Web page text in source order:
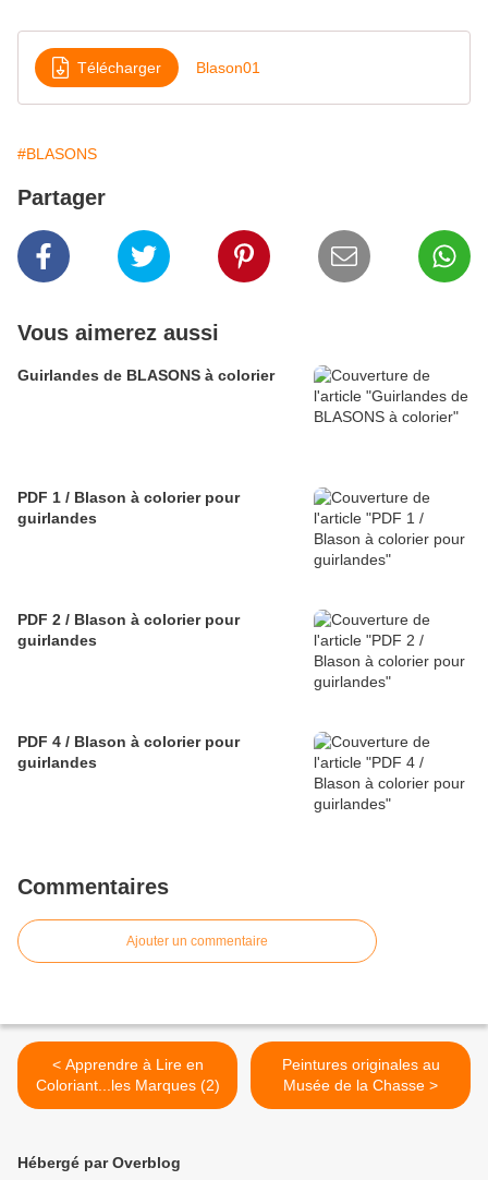
Télécharger Blason01
#BLASONS
Partager
Vous aimerez aussi
Guirlandes de BLASONS à colorier
PDF 1 / Blason à colorier pour
guirlandes
PDF 2 / Blason à colorier pour
guirlandes
PDF 4 / Blason à colorier pour
guirlandes
Commentaires
Ajouter un commentaire
< Apprendre à Lire en
Coloriant...les Marques (2)
Peintures originales au
Musée de la Chasse >
Hébergé par Overblog